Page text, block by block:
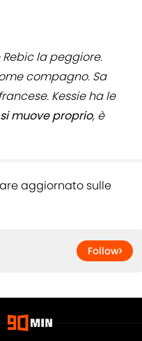
la peggiore.
compagno. Sa
Kessie ha le
muove proprio, è
aggiornato sulle
Follow